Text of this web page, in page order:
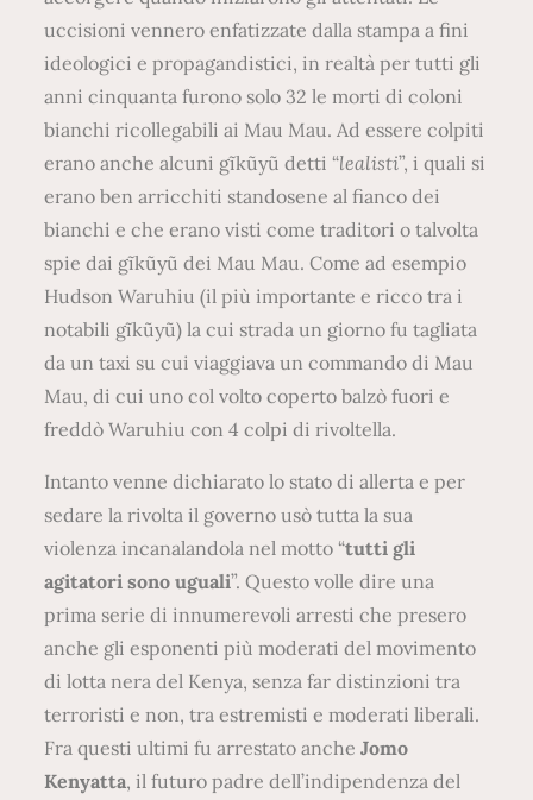
uccisioni vennero enfatizzate dalla stampa a fini
ideologici e propagandistici, in realtà per tutti gli
anni cinquanta furono solo 32 le morti di coloni
bianchi ricollegabili ai Mau Mau. Ad essere colpiti
erano anche alcuni gĩkũyũ detti “lealisti”, i quali si
erano ben arricchiti standosene al fianco dei
bianchi e che erano visti come traditori o talvolta
spie dai gĩkũyũ dei Mau Mau. Come ad esempio
Hudson Waruhiu (il più importante e ricco tra i
notabili gĩkũyũ) la cui strada un giorno fu tagliata
da un taxi su cui viaggiava un commando di Mau
Mau, di cui uno col volto coperto balzò fuori e
freddò Waruhiu con 4 colpi di rivoltella.
Intanto venne dichiarato lo stato di allerta e per
sedare la rivolta il governo usò tutta la sua
violenza incanalandola nel motto “tutti gli
agitatori sono uguali”. Questo volle dire una
prima serie di innumerevoli arresti che presero
anche gli esponenti più moderati del movimento
di lotta nera del Kenya, senza far distinzioni tra
terroristi e non, tra estremisti e moderati liberali.
Fra questi ultimi fu arrestato ancheJomo
Kenyatta, il futuro padre dell’indipendenza del